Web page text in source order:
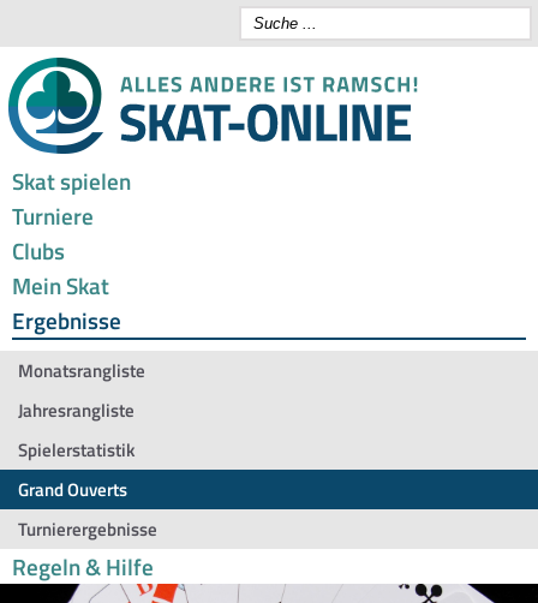
Skat spielen
Turniere
Clubs
Mein Skat
Ergebnisse
Monatsrangliste
Jahresrangliste
Spielerstatistik
Grand Ouverts
Turnierergebnisse
Regeln & Hilfe